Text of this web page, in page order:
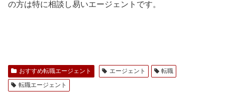
の方は特に相談し易いエージェントです。
おすすめ転職エージェント エージェント
転職
転職エージェント